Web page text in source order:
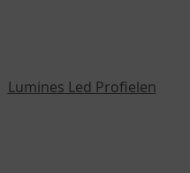
Lumines Led Profielen